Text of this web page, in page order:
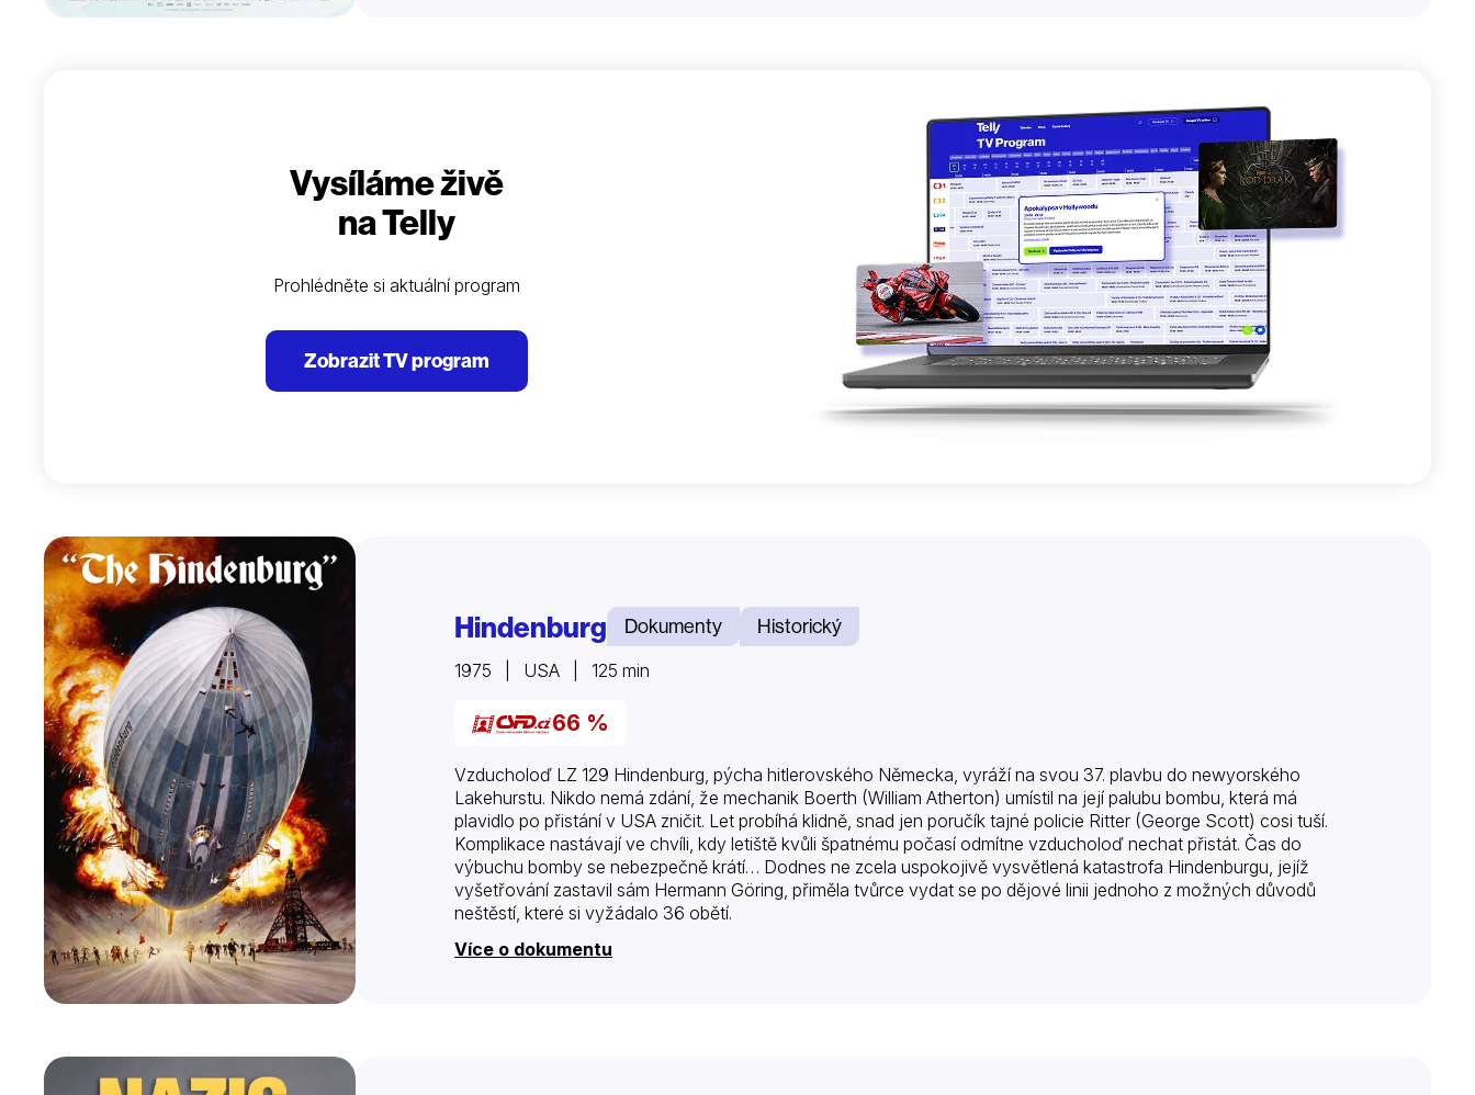
Vysíláme živě
na Telly
Prohlédněte si aktuální program
Zobrazit TV program
Hindenburg Dokumenty Historický
1975 | USA | 125 min
66 %
Vzducholoď LZ 129 Hindenburg, pýcha hitlerovského Německa, vyráží na svou 37. plavbu do newyorského
Lakehurstu. Nikdo nemá zdání, že mechanik Boerth (William Atherton) umístil na její palubu bombu, která má
plavidlo po přistání v USA zničit. Let probíhá klidně, snad jen poručík tajné policie Ritter (George Scott) cosi tuší.
Komplikace nastávají ve chvíli, kdy letiště kvůli špatnému počasí odmítne vzducholoď nechat přistát. Čas do
výbuchu bomby se nebezpečně krátí… Dodnes ne zcela uspokojivě vysvětlená katastrofa Hindenburgu, jejíž
vyšetřování zastavil sám Hermann Göring, přiměla tvůrce vydat se po dějové linii jednoho z možných důvodů
neštěstí, které si vyžádalo 36 obětí.
Více o dokumentu